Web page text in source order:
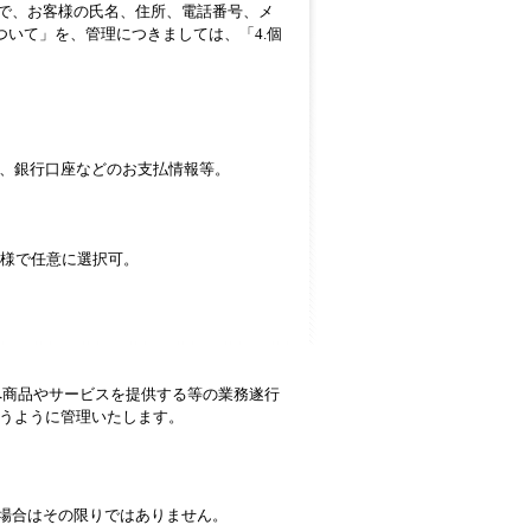
、お客様の氏名、住所、電話番号、メ
て」を、管理につきましては、「4.個
銀行口座などのお支払情報等。
で任意に選択可。
品やサービスを提供する等の業務遂行
ように管理いたします。
はその限りではありません。